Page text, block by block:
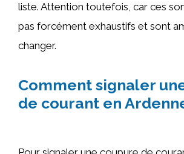
liste. Attention toutefois, car ces
pas forcément exhaustifs et sont
changer.
Comment signaler
de courant en